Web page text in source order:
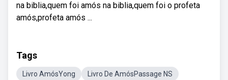
na biblia,quem foi amós na biblia,quem foi o profeta
amós,profeta amós ...
Tags
Livro AmósYong Livro De AmósPassage NS